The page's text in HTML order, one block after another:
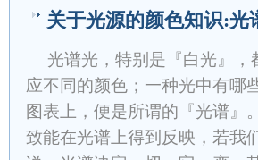
关于光源的颜色知识:光
光谱光，特别是『白光』
应不同的颜色；一种光中有哪
图表上，便是所谓的『光谱』
致能在光谱上得到反映，若我